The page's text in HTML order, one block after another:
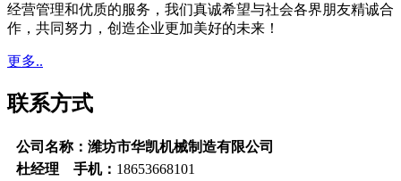
经营管理和优质的服务，我们真诚希望与社会各界朋友精诚合
作，共同努力，创造企业更加美好的未来！
更多..
联系方式
公司名称：潍坊市华凯机械制造有限公司
杜经理 手机： 18653668101